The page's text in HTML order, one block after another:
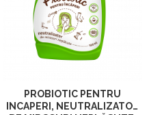
PROBIOTIC PENTRU
INCAPERI, NEUTRALIZATOR